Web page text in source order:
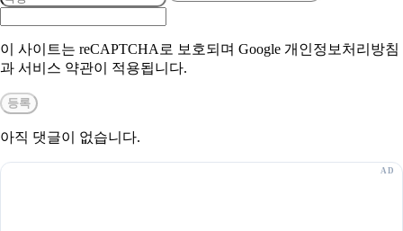
이 사이트는 reCAPTCHA로 보호되며 Google 개인정보처리방침
과 서비스 약관이 적용됩니다.
등록
아직 댓글이 없습니다.